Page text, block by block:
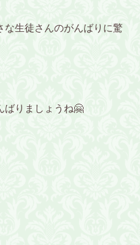
な生徒さんのがんばりに驚
ばりましょうね🤗